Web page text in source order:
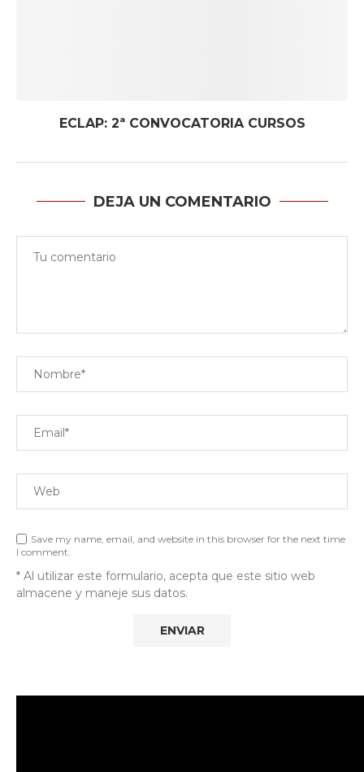
ECLAP: 2ª CONVOCATORIA CURSOS
DEJA UN COMENTARIO
Save my name, email, and website in this browser for the next time
I comment.
* Al utilizar este formulario, acepta que este sitio web
almacene y maneje sus datos.